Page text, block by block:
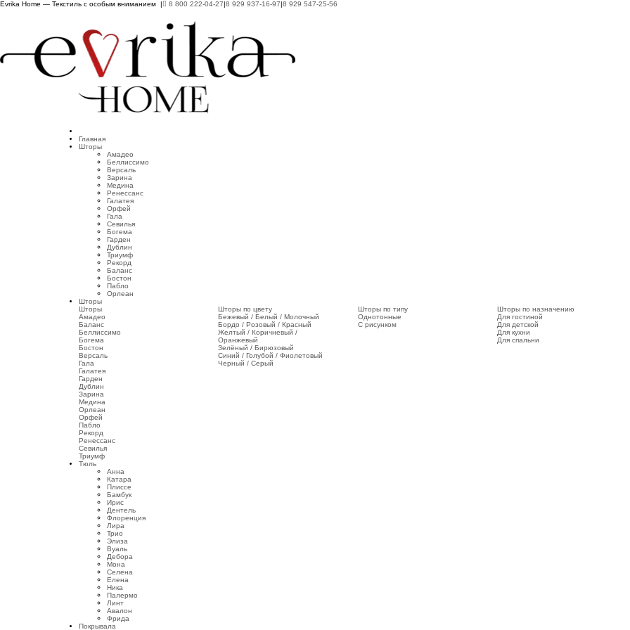
Evrika Home — Текстиль с особым вниманием | 8 800 222-04-27|8 929 937-16-97|8 929 547-25-56
Главная
Шторы
Амадео
Беллиссимо
Версаль
Зарина
Медина
Ренессанс
Галатея
Орфей
Гала
Севилья
Богема
Гарден
Дублин
Триумф
Рекорд
Баланс
Бостон
Пабло
Орлеан
Шторы
Шторы
Амадео
Баланс
Беллиссимо
Богема
Бостон
Версаль
Гала
Галатея
Гарден
Дублин
Зарина
Медина
Орлеан
Орфей
Пабло
Рекорд
Ренессанс
Севилья
Триумф
Шторы по цвету
Бежевый / Белый / Молочный
Бордо / Розовый / Красный
Желтый / Коричневый /
Оранжевый
Зелёный / Бирюзовый
Синий / Голубой / Фиолетовый
Черный / Серый
Шторы по типу
Однотонные
С рисунком
Шторы по назначению
Для гостиной
Для детской
Для кухни
Для спальни
Тюль
Анна
Катара
Плиссе
Бамбук
Ирис
Дентель
Флоренция
Лира
Трио
Элиза
Вуаль
Дебора
Мона
Селена
Елена
Ника
Палермо
Линт
Авалон
Фрида
Покрывала